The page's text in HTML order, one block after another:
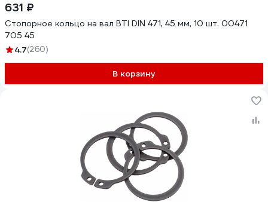
631 ₽
Стопорное кольцо на вал BTI DIN 471, 45 мм, 10 шт. 00471
705 45
4.7(260)
В корзину